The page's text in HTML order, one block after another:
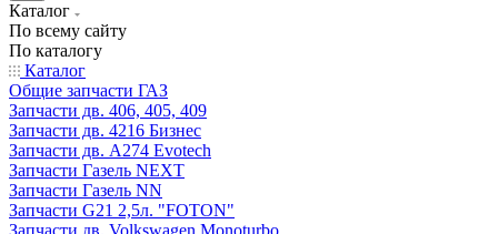
Каталог
По всему сайту
По каталогу
Каталог
Общие запчасти ГАЗ
Запчасти дв. 406, 405, 409
Запчасти дв. 4216 Бизнес
Запчасти дв. A274 Evotech
Запчасти Газель NEXT
Запчасти Газель NN
Запчасти G21 2,5л. "FOTON"
Запчасти дв. Volkswagen Monoturbo